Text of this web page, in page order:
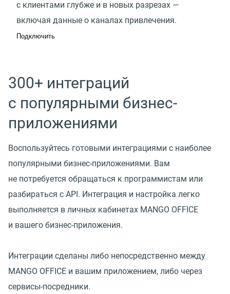
с клиентами глубже и в новых разрезах —
включая данные о каналах привлечения.
Подключить
300+ интеграций
с популярными бизнес-
приложениями
Воспользуйтесь готовыми интеграциями с наиболее
популярными бизнес-приложениями. Вам
не потребуется обращаться к программистам или
разбираться с API. Интеграция и настройка легко
выполняется в личных кабинетах MANGO OFFICE
и вашего бизнес-приложения.
Интеграции сделаны либо непосредственно между
MANGO OFFICE и вашим приложением, либо через
сервисы-посредники.